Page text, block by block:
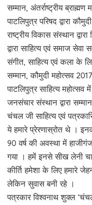
सम्मान, अंतर्राष्ट्रीय ब्राह्मण
पाटलिपुत्र परिषद द्वारा
राष्ट्रीय विकास संस्थान
द्वारा साहित्य एवं समाज
संगीत, साहित्य एवं कला के
सम्मान, कौमुदी महोत्सव
पाटलिपुत्र साहित्य महोत्सव
जनसंचार संस्थान द्वारा
चंचल जी साहित्य एवं
ये हमारे प्रेरणास्रोत थे ।
90 वर्ष की अवस्था में
गया । हमें इनसे सीख लेनी
कीर्ति हमेशा के लिए हमारे
लेकिन सुवास बनी रहे ।
पत्रकार विश्वनाथ शुक्ल